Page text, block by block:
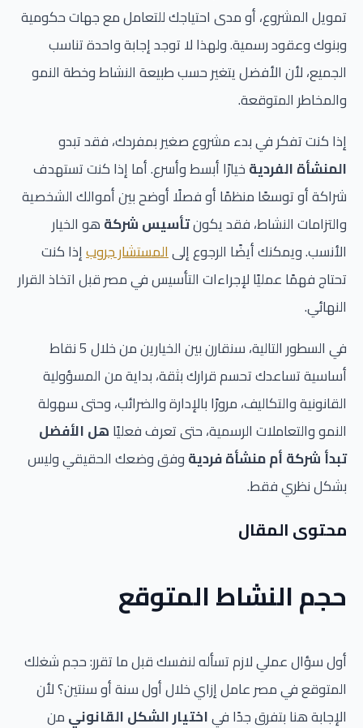
تمويل المشروع، أو مدى احتياجك للتعامل مع جهات حكومية
وبنوك وعقود رسمية. ولهذا لا توجد إجابة واحدة تناسب
الجميع، لأن الأفضل يتغير حسب طبيعة النشاط وخطة النمو
والمخاطر المتوقعة.
إذا كنت تفكر في بدء مشروع صغير بمفردك، فقد تبدو
المنشأة الفرديةخيارًا أبسط وأسرع. أما إذا كنت تستهدف
شراكة أو توسعًا منظمًا أو فصلًا أوضح بين أموالك الشخصية
والتزامات النشاط، فقد يكونتأسيس شركةهو الخيار
الأنسب. ويمكنك أيضًا الرجوع إلىالمستشار جروبإذا كنت
تحتاج فهمًا عمليًا لإجراءات التأسيس في مصر قبل اتخاذ القرار
النهائي.
في السطور التالية، سنقارن بين الخيارين من خلال 5 نقاط
أساسية تساعدك تحسم قرارك بثقة، بداية من المسؤولية
القانونية والتكاليف، مرورًا بالإدارة والضرائب، وحتى سهولة
النمو والتعاملات الرسمية، حتى تعرف فعليًاهل الأفضل
تبدأ شركة أم منشأة فرديةوفق وضعك الحقيقي وليس
بشكل نظري فقط.
محتوى المقال
حجم النشاط المتوقع
أول سؤال عملي لازم تسأله لنفسك قبل ما تقرر: حجم شغلك
المتوقع في مصر عامل إزاي خلال أول سنة أو سنتين؟ لأن
الإجابة هنا بتفرق جدًا فياختيار الشكل القانونيمن